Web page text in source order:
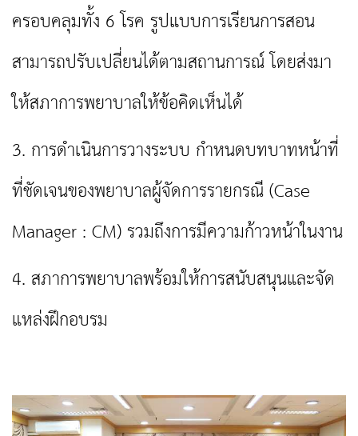
ครอบคลุมทั้ง 6 โรค รูปแบบการเรียนการสอน
สามารถปรับเปลี่ยนได้ตามสถานการณ์ โดยส่งมา
ให้สภาการพยาบาลให้ข้อคิดเห็นได้
3. การดำเนินการวางระบบ กำหนดบทบาทหน้าที่
ที่ชัดเจนของพยาบาลผู้จัดการรายกรณี (Case
Manager : CM) รวมถึงการมีความก้าวหน้าในงาน
4. สภาการพยาบาลพร้อมให้การสนับสนุนและจัด
แหล่งฝึกอบรม